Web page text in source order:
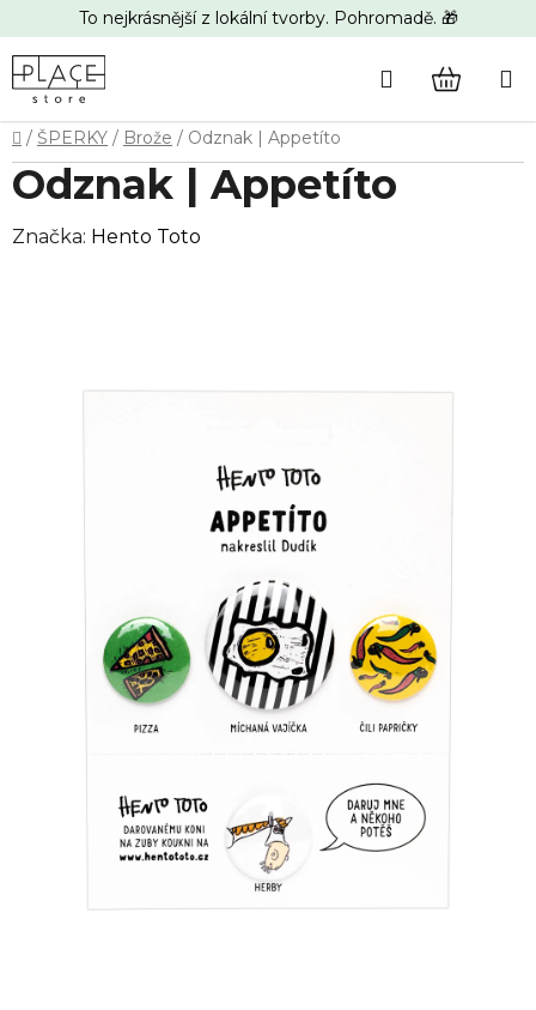
na
obsah
To nejkrásnější z lokální tvorby. Pohromadě. 🎁
Hledat
Domů
/ ŠPERKY / Brože / Odznak | Appetíto
Odznak | Appetíto
Značka: Hento Toto